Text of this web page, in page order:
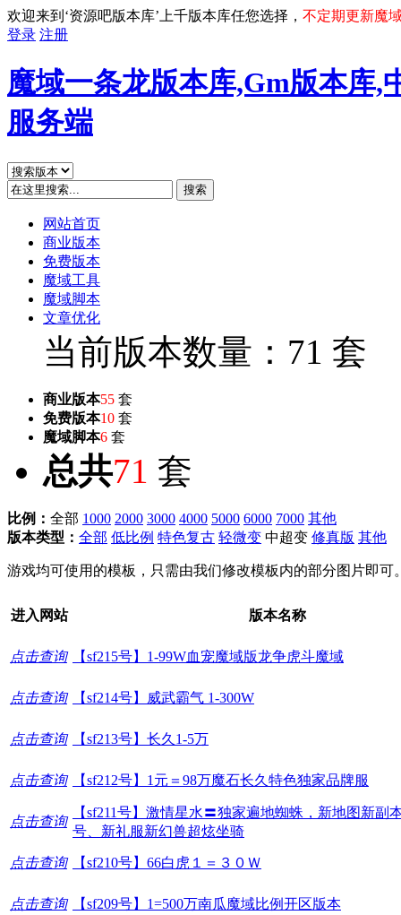
欢迎来到‘资源吧版本库’上千版本库任您选择， 不定期更新魔
登录 注册
魔域一条龙版本库,Gm版本库,
服务端
搜索
网站首页
商业版本
免费版本
魔域工具
魔域脚本
文章优化
当前版本数量：71 套
商业版本55 套
免费版本10 套
魔域脚本6 套
总共71 套
比例： 全部 1000 2000 3000 4000 5000 6000 7000 其他
版本类型： 全部 低比例 特色复古 轻微变 中超变 修真版 其他
游戏均可使用的模板，只需由我们修改模板内的部分图片即可
进入网站 版本名称
点击查询 【sf215号】1-99W血宠魔域版龙争虎斗魔域
点击查询 【sf214号】威武霸气 1-300W
点击查询 【sf213号】长久1-5万
点击查询 【sf212号】1元＝98万魔石长久特色独家品牌服
点击查询
【sf211号】激情星水〓独家遍地蜘蛛，新地图新副
号、新礼服新幻兽超炫坐骑
点击查询 【sf210号】66白虎１＝３０Ｗ
点击查询 【sf209号】1=500万南瓜魔域比例开区版本